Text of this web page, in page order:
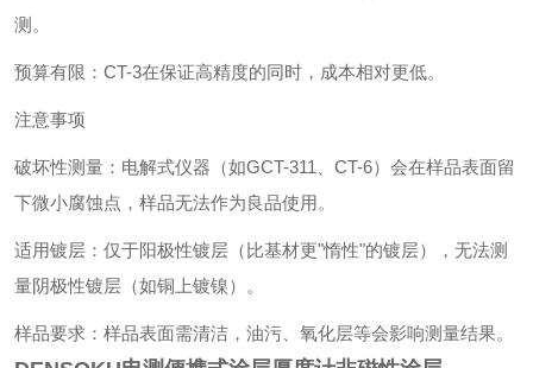
测。
预算有限‌：CT-3在保证高精度的同时，成本相对更低。
注意事项
破坏性测量‌：电解式仪器（如GCT-311、CT-6）会在样品表面留
下微小腐蚀点，样品无法作为良品使用。
适用镀层‌：仅于阳极性镀层（比基材更"惰性"的镀层），无法测
量阴极性镀层（如铜上镀镍）。
样品要求‌：样品表面需清洁，油污、氧化层等会影响测量结果。